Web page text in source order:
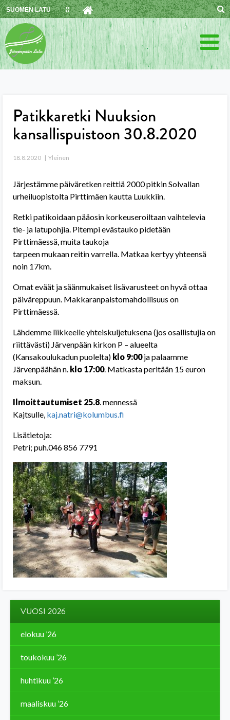
Skip
to
content
SUOMEN LATU
Patikkaretki Nuuksion
kansallispuistoon 30.8.2020
18.8.2020 Yleinen
Järjestämme päiväretken reittiä 2000 pitkin Solvallan
urheiluopistolta Pirttimäen kautta Luukkiin.
Retki patikoidaan pääosin korkeuseroiltaan vaihtelevia
tie- ja latupohjia. Pitempi evästauko pidetään
Pirttimäessä, muita taukoja
tarpeen mukaan reitin varrella. Matkaa kertyy yhteensä
noin 17km.
Omat eväät ja säänmukaiset lisävarusteet on hyvä ottaa
päiväreppuun. Makkaranpaistomahdollisuus on
Pirttimäessä.
Lähdemme liikkeelle yhteiskuljetuksena (jos osallistujia on
riittävästi) Järvenpään kirkon P – alueelta
(Kansakoulukadun puolelta) klo 9:00ja palaamme
Järvenpäähän n. klo 17:00. Matkasta peritään 15 euron
maksun.
Ilmoittautumiset 25.8. mennessä
Kajtsulle, kaj.natri@kolumbus.fi
Lisätietoja:
Petri; puh.046 856 7791
VUOSI 2026
elokuu ’26
toukokuu ’26
huhtikuu ’26
maaliskuu ’26